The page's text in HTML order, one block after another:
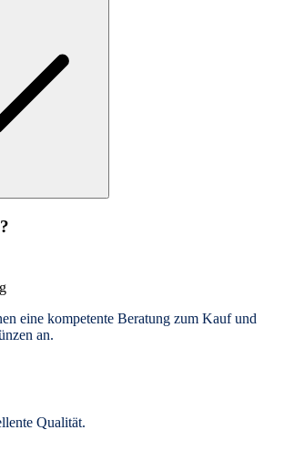
eine kompetente Beratung zum Kauf und
an.
Qualität.